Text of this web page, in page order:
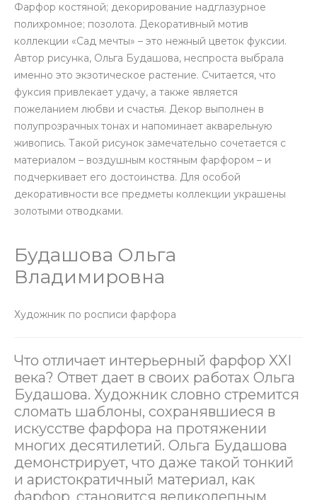
Фарфор костяной; декорирование надглазурное
полихромное; позолота. Декоративный мотив
коллекции «Сад мечты» – это нежный цветок фуксии.
Автор рисунка, Ольга Будашова, неспроста выбрала
именно это экзотическое растение. Считается, что
фуксия привлекает удачу, а также является
пожеланием любви и счастья. Декор выполнен в
полупрозрачных тонах и напоминает акварельную
живопись. Такой рисунок замечательно сочетается с
материалом – воздушным костяным фарфором – и
подчеркивает его достоинства. Для особой
декоративности все предметы коллекции украшены
золотыми отводками.
Будашова Ольга
Владимировна
Художник по росписи фарфора
Что отличает интерьерный фарфор XXI
века? Ответ дает в своих работах Ольга
Будашова. Художник словно стремится
сломать шаблоны, сохранявшиеся в
искусстве фарфора на протяжении
многих десятилетий. Ольга Будашова
демонстрирует, что даже такой тонкий
и аристократичный материал, как
фарфор, становится великолепным